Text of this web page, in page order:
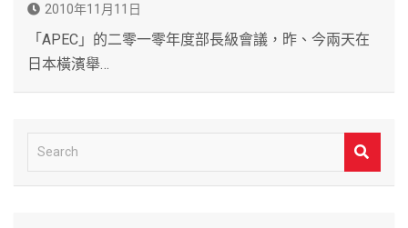
2010年11月11日
「APEC」的二零一零年度部長級會議，昨、今兩天在
日本橫濱舉…
e